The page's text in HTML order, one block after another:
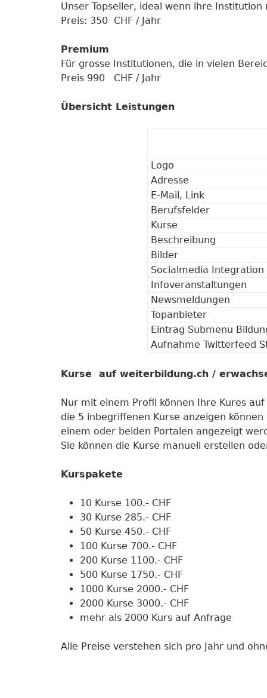
Unser Topseller, ideal wenn ihre
Preis: 350 CHF / Jahr
Premium
Für grosse Institutionen, die in vielen
Preis 990 CHF / Jahr
Übersicht Leistungen
Logo
Adresse
E-Mail, Link
Berufsfelder
Kurse
Beschreibung
Bilder
Socialmedia Integration
Infoveranstaltungen
Newsmeldungen
Topanbieter
Eintrag Submenu
Aufnahme Twitterfeed
Kurse auf weiterbildung.ch /
Nur mit einem Profil können Ihre Kures
die 5 inbegriffenen Kurse anzeigen
einem oder beiden Portalen angezeigt
Sie können die Kurse manuell erstellen
Kurspakete
10 Kurse 100.- CHF
30 Kurse 285.- CHF
50 Kurse 450.- CHF
100 Kurse 700.- CHF
200 Kurse 1100.- CHF
500 Kurse 1750.- CHF
1000 Kurse 2000.- CHF
2000 Kurse 3000.- CHF
mehr als 2000 Kurs auf Anfrage
Alle Preise verstehen sich pro Jahr und